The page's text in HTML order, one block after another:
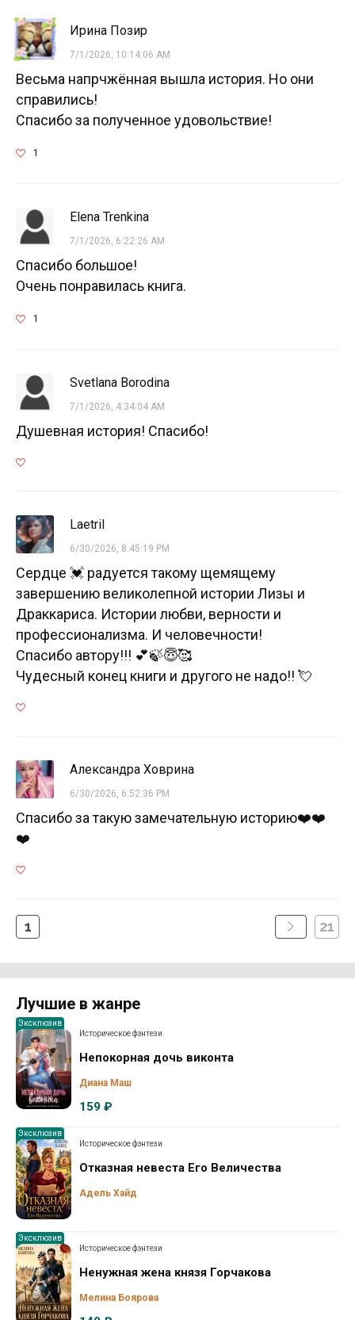
Ирина Позир
7/1/2026, 10:14:06 AM
Весьма напрчжённая вышла история. Но они
справились!
Спасибо за полученное удовольствие!
1
Elena Trenkina
7/1/2026, 6:22:26 AM
Спасибо большое!
Очень понравилась книга.
1
Svetlana Borodina
7/1/2026, 4:34:04 AM
Душевная история! Спасибо!
Laetril
6/30/2026, 8:45:19 PM
Сердце 💓 радуется такому щемящему
завершению великолепной истории Лизы и
Драккариса. Истории любви, верности и
профессионализма. И человечности!
Спасибо автору!!! 💕🍃😇🥰
Чудесный конец книги и другого не надо!! 💘
Александра Ховрина
6/30/2026, 6:52:36 PM
Спасибо за такую замечательную историю❤️❤️
❤️
1 21
Лучшие в жанре
Эксклюзив
Историческое фэнтези
Непокорная дочь виконта
Диана Маш
159 ₽
Эксклюзив
Историческое фэнтези
Отказная невеста Его Величества
Адель Хайд
Эксклюзив
Историческое фэнтези
Ненужная жена князя Горчакова
Мелина Боярова